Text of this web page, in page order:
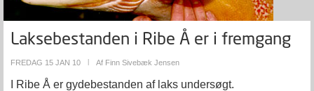
Laksebestanden i Ribe Å er i fremgang
FREDAG 15 JAN 10 Af Finn Sivebæk Jensen
I Ribe Å er gydebestanden af laks undersøgt.